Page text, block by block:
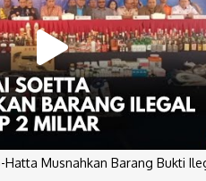
Hatta Musnahkan Barang Bukti